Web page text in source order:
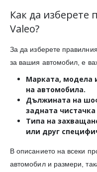
Как да изберете
Valeo?
За да изберете
за вашия автомобил, е
Марката, модела
на автомобила.
Дължината на
задната
Типа на
или друг
В описанието на всеки
автомобил и размери,